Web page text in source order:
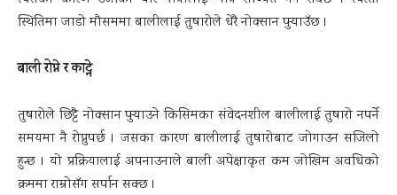
स्थितिमा जाडो मौसममा बालीलाई तुषारोले धेरै नोक्सान पुर्‍याउँछ ।
बाली रोप्ने र काट्ने
तुषारोले छिट्टै नोक्सान पुर्‍याउने किसिमका संवेदनशील बालीलाई तुषारो नपर्ने
समयमा नै रोप्नुपर्छ । जसका कारण बालीलाई तुषारोबाट जोगाउन सजिलो
हुन्छ । यो प्रक्रियालाई अपनाउनाले बाली अपेक्षाकृत कम जोखिम अवधिको
क्रममा राम्रोसँग सर्पान सक्छ ।